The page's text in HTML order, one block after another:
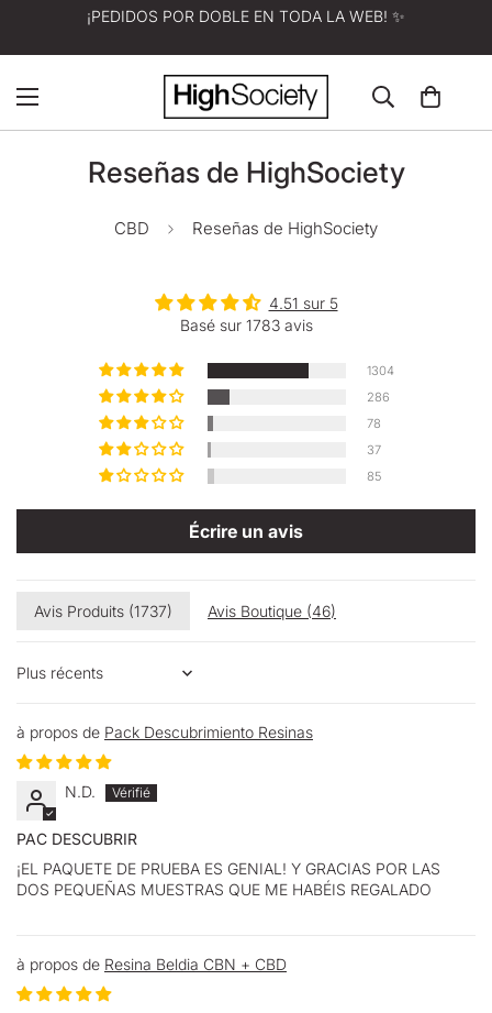
¡PEDIDOS POR DOBLE EN TODA LA WEB! ✨
Reseñas de HighSociety
CBD Reseñas de HighSociety
4.51 sur 5
Basé sur 1783 avis
1304
286
78
37
85
Écrire un avis
Avis Produits (1737) Avis Boutique (46)
Sort by
Pack Descubrimiento Resinas
N.D.
PAC DESCUBRIR
¡EL PAQUETE DE PRUEBA ES GENIAL! Y GRACIAS POR LAS
DOS PEQUEÑAS MUESTRAS QUE ME HABÉIS REGALADO
Resina Beldia CBN + CBD